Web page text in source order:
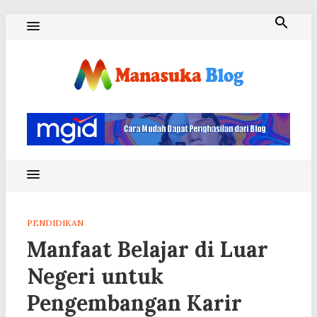
PENDIDIKAN
Manfaat Belajar di Luar
Negeri untuk
Pengembangan Karir